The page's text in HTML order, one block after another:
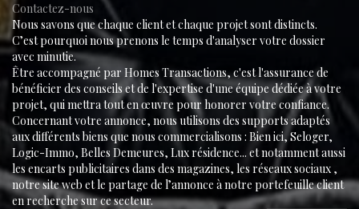
Contactez-nous
Nous savons que chaque client et chaque projet sont distincts.
C’est pourquoi nous prenons le temps d'analyser votre dossier
avec minutie.
Être accompagné par Homes Transactions, c'est l'assurance de
bénéficier des conseils et de l'expertise d'une équipe dédiée à votre
projet, qui mettra tout en œuvre pour honorer votre confiance.
Concernant votre annonce, nous utilisons des supports adaptés
aux différents biens que nous commercialisons : Bien ici, Seloger,
Logic-Immo, Belles Demeures, Lux résidence... et notamment aussi
les encarts publicitaires dans des magazines, les réseaux sociaux ,
notre site web et le partage de l’annonce à notre portefeuille client
en recherche sur ce secteur.